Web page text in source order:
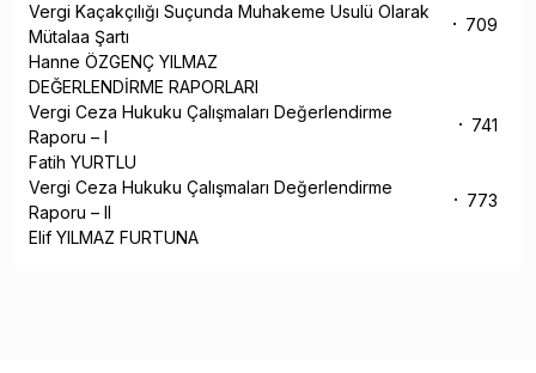
Vergi Kaçakçılığı Suçunda Muhakeme Usulü Olarak
Mütalaa Şartı
709
Hanne ÖZGENÇ YILMAZ
DEĞERLENDİRME RAPORLARI
Vergi Ceza Hukuku Çalışmaları Değerlendirme
Raporu – I
741
Fatih YURTLU
Vergi Ceza Hukuku Çalışmaları Değerlendirme
Raporu – II
773
Elif YILMAZ FURTUNA